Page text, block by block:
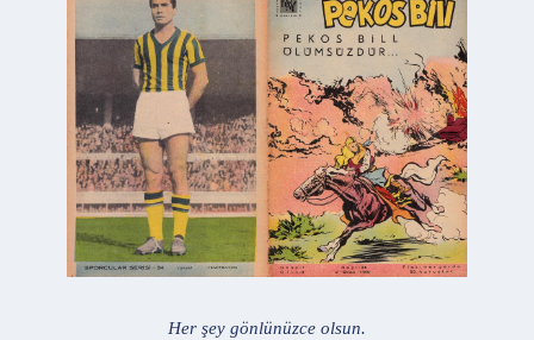
i
Her şey gönlünüzce olsun.